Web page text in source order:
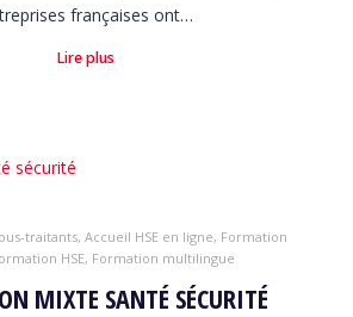
françaises ont…
Lire plus
traitants, Accueil HSE en ligne, Formation
HSE, Formation multilingue
MIXTE SANTÉ SÉCURITÉ